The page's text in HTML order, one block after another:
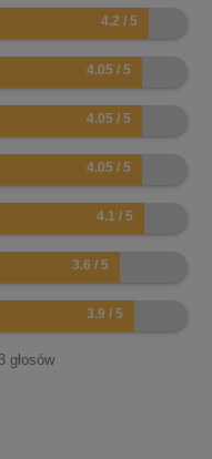
głosów